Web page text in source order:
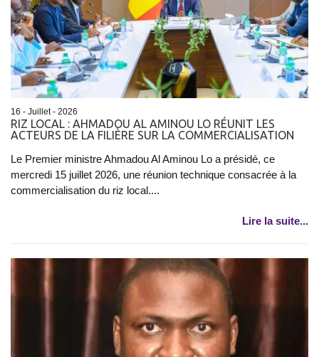
16 - Juillet - 2026
RIZ LOCAL : AHMADOU AL AMINOU LO RÉUNIT LES
ACTEURS DE LA FILIÈRE SUR LA COMMERCIALISATION
Le Premier ministre Ahmadou Al Aminou Lo a présidé, ce
mercredi 15 juillet 2026, une réunion technique consacrée à la
commercialisation du riz local....
Lire la suite...